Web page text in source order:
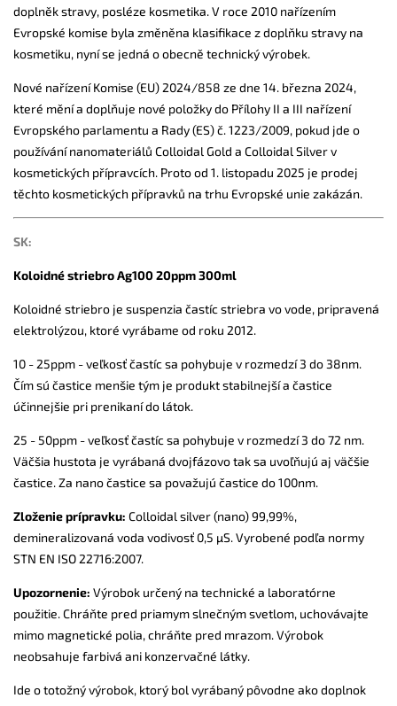
doplněk stravy, posléze kosmetika. V roce 2010 nařízením
Evropské komise byla změněna klasifikace z doplňku stravy na
kosmetiku, nyní se jedná o obecně technický výrobek.
Nové nařízení Komise (EU) 2024/858 ze dne 14. března 2024,
které mění a doplňuje nové položky do Přílohy II a III nařízení
Evropského parlamentu a Rady (ES) č. 1223/2009, pokud jde o
používání nanomateriálů Colloidal Gold a Colloidal Silver v
kosmetických přípravcích. Proto od 1. listopadu 2025 je prodej
těchto kosmetických přípravků na trhu Evropské unie zakázán.
SK:
Koloidné striebro Ag100 20ppm 300ml
Koloidné striebro je suspenzia častíc striebra vo vode, pripravená
elektrolýzou, ktoré vyrábame od roku 2012.
10 - 25ppm - veľkosť častíc sa pohybuje v rozmedzí 3 do 38nm.
Čím sú častice menšie tým je produkt stabilnejší a častice
účinnejšie pri prenikaní do látok.
25 - 50ppm - veľkosť častíc sa pohybuje v rozmedzí 3 do 72 nm.
Väčšia hustota je vyrábaná dvojfázovo tak sa uvoľňujú aj väčšie
častice. Za nano častice sa považujú častice do 100nm.
Zloženie prípravku: Colloidal silver (nano) 99,99%,
demineralizovaná voda vodivosť 0,5 µS. Vyrobené podľa normy
STN EN ISO 22716:2007.
Upozornenie: Výrobok určený na technické a laboratórne
použitie. Chráňte pred priamym slnečným svetlom, uchovávajte
mimo magnetické polia, chráňte pred mrazom. Výrobok
neobsahuje farbivá ani konzervačné látky.
Ide o totožný výrobok, ktorý bol vyrábaný pôvodne ako doplnok